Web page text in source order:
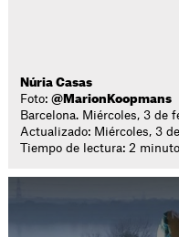
Núria Casas
Foto:@MarionKoopmans
Barcelona. Miércoles, 3 de
Actualizado: Miércoles, 3
Tiempo de lectura: 2